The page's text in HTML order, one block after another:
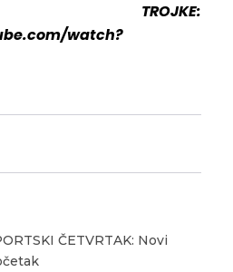
watch?
ČETVRTAK: Novi